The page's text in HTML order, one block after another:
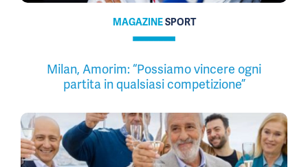
MAGAZINESPORT
Milan, Amorim: “Possiamo vincere ogni
partita in qualsiasi competizione”